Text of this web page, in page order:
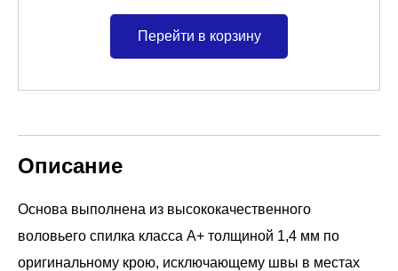
Перейти в корзину
Описание
Основа выполнена из высококачественного
воловьего спилка класса А+ толщиной 1,4 мм по
оригинальному крою, исключающему швы в местах